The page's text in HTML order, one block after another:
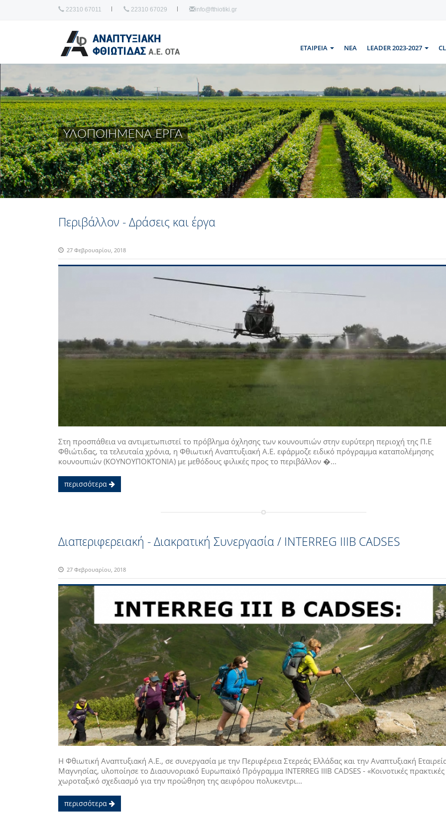
22310 67011 22310 67029 info@fthiotiki.gr
ΕΤΑΙΡΕΙΑ ΝΕΑ LEADER 2023-2027
ΥΛΟΠΟΙΗΜΕΝΑ ΕΡΓΑ
Περιβάλλον - Δράσεις και έργα
27 Φεβρουαρίου, 2018
Στη προσπάθεια να αντιμετωπιστεί το πρόβλημα όχλησης των κουνουπιών στην ευρύτερη περιοχή της Π.Ε
Φθιώτιδας, τα τελευταία χρόνια, η Φθιωτική Αναπτυξιακή Α.Ε. εφάρμοζε ειδικό πρόγραμμα καταπολέμησης
κουνουπιών (ΚΟΥΝΟΥΠΟΚΤΟΝΙΑ) με μεθόδους φιλικές προς το περιβάλλον �...
περισσότερα
Διαπεριφερειακή - Διακρατική Συνεργασία / INTERREG IIIB CADSES
27 Φεβρουαρίου, 2018
Η Φθιωτική Αναπτυξιακή Α.Ε., σε συνεργασία με την Περιφέρεια Στερεάς Ελλάδας και την Αναπτυξιακή
Μαγνησίας, υλοποίησε το Διασυνοριακό Ευρωπαϊκό Πρόγραμμα INTERREG IIIB CADSES - «Κοινοτικές
χωροταξικό σχεδιασμό για την προώθηση της αειφόρου πολυκεντρι...
περισσότερα